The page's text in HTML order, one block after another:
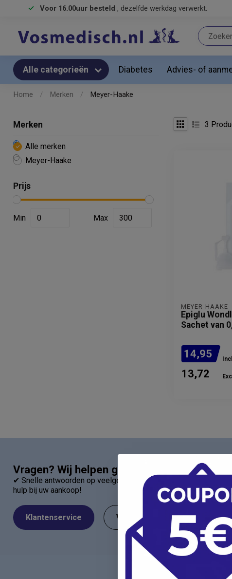
Voor 16.00uur besteld , dezelfde werkdag verwerkt.
Alle categorieën Diabetes Advies- of
Home / Merken / Meyer-Haake
Merken
Alle merken
Meyer-Haake
Prijs
Min Max
3
MEYER-HAAKE
Epiglu
Sachet van
14,95
13,72
Vragen? Wij helpen graag!
✔ Snelle antwoorden op veelgestelde vragen ✔ Direct contact
hulp bij uw aankoop!
Klantenservice Veelgestelde Vragen